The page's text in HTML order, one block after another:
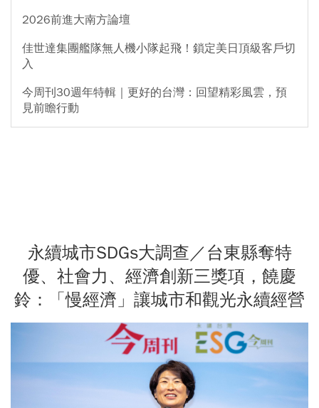
2026前進大南方論壇
佳世達集團艦隊無人機小隊起飛！鎖定美日頂級客戶切
入
今周刊30週年特輯｜更好的台灣：回望精彩風雲，預
見前瞻行動
永續城市SDGs大調查／台東縣奪特
優、社會力、經濟創新三獎項，饒慶
鈴：「慢經濟」讓城市和觀光永續經營